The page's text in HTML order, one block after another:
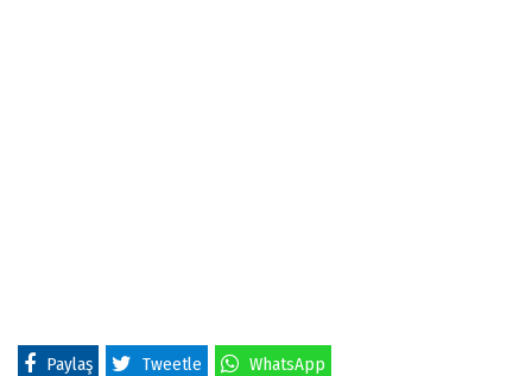
Paylaş Tweetle WhatsApp